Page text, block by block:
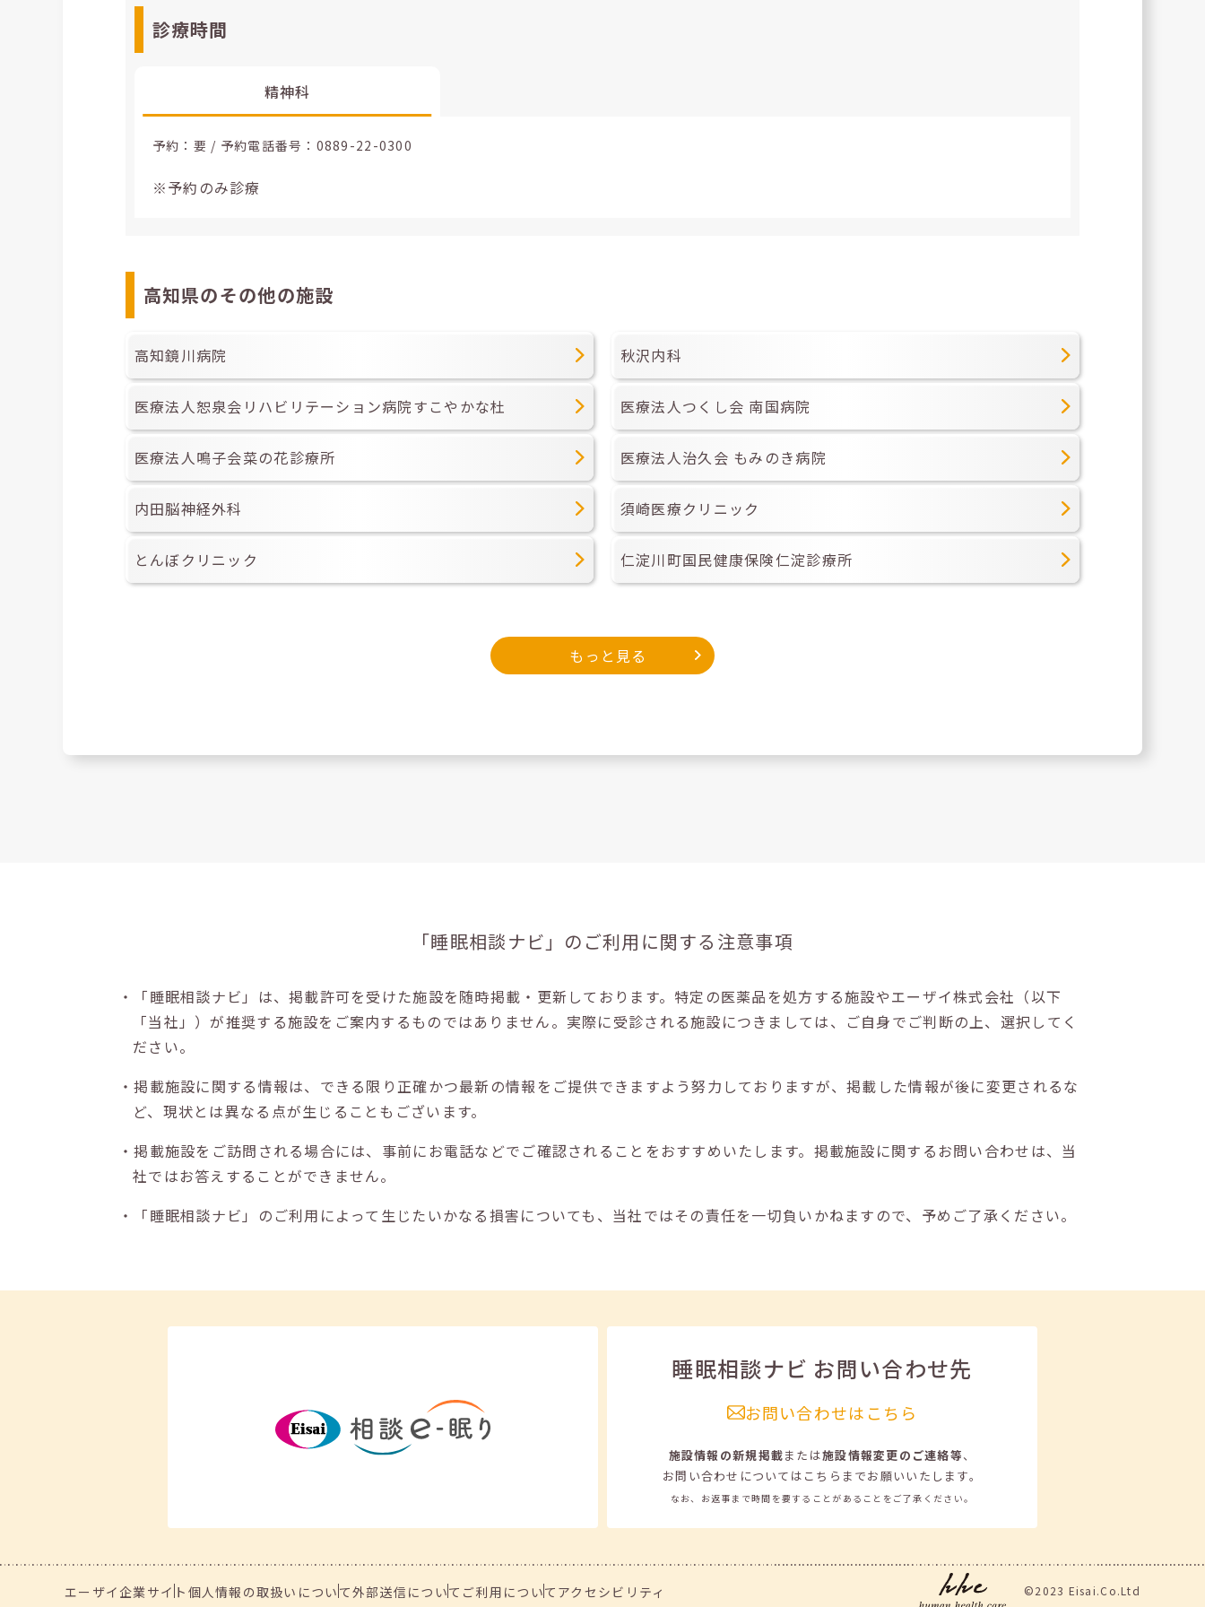
診療時間
精神科
予約：要 / 予約電話番号： 0889-22-0300
※予約のみ診療
高知県のその他の施設
高知鏡川病院 秋沢内科
医療法人恕泉会リハビリテーション病院すこやかな杜 医療法人つくし会 南国病院
医療法人鳴子会菜の花診療所 医療法人治久会 もみのき病院
内田脳神経外科 須崎医療クリニック
とんぼクリニック 仁淀川町国民健康保険仁淀診療所
もっと見る
「睡眠相談ナビ」の ご利用に関する注意事項
・「睡眠相談ナビ」は、掲載許可を受けた施設を随時掲載・更新しております。特定の医薬品を処方する施設やエーザイ株式会社（以下
「当社」）が推奨する施設をご案内するものではありません。実際に受診される施設につきましては、ご自身でご判断の上、選択してく
ださい。
・掲載施設に関する情報は、できる限り正確かつ最新の情報をご提供できますよう努力しておりますが、掲載した情報が後に変更されるな
ど、現状とは異なる点が生じることもございます。
・掲載施設をご訪問される場合には、事前にお電話などでご確認されることをおすすめいたします。掲載施設に関するお問い合わせは、当
社ではお答えすることができません。
・「睡眠相談ナビ」のご利用によって生じたいかなる損害についても、当社ではその責任を一切負いかねますので、予めご了承ください。
睡眠相談ナビ お問い合わせ先
お問い合わせはこちら
施設情報の新規掲載または施設情報変更のご連絡等、
お問い合わせについてはこちらまでお願いいたします。
なお、お返事まで時間を要することがあることをご了承ください。
エーザイ企業サイト 個人情報の取扱いについて外部送信について ご利用について アクセシビリティ ©2023 Eisai.Co.Ltd